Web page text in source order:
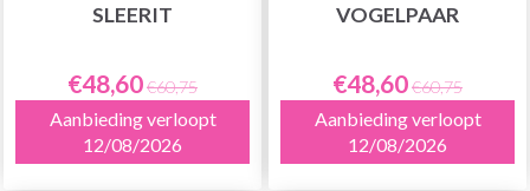
SLEERIT
€48,60€60,75
Aanbieding verloopt
12/08/2026
VOGELPAAR
€48,60€60,75
Aanbieding verloopt
12/08/2026